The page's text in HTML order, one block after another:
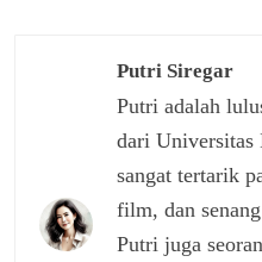
Putri Siregar
Putri adalah
dari
sangat tertarik
film, dan
Putri juga